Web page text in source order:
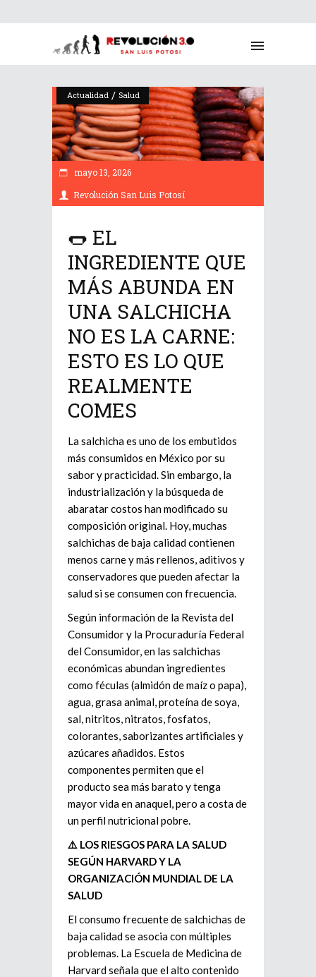
Actualidad / Salud
mayo 13, 2026
Revolución San Luis Potosí
🌭 EL
INGREDIENTE QUE
MÁS ABUNDA EN
UNA SALCHICHA
NO ES LA CARNE:
ESTO ES LO QUE
REALMENTE
COMES
La salchicha es uno de los embutidos
más consumidos en México por su
sabor y practicidad. Sin embargo, la
industrialización y la búsqueda de
abaratar costos han modificado su
composición original. Hoy, muchas
salchichas de baja calidad contienen
menos carne y más rellenos, aditivos y
conservadores que pueden afectar la
salud si se consumen con frecuencia.
Según información de la Revista del
Consumidor y la Procuraduría Federal
del Consumidor, en las salchichas
económicas abundan ingredientes
como féculas (almidón de maíz o papa),
agua, grasa animal, proteína de soya,
sal, nitritos, nitratos, fosfatos,
colorantes, saborizantes artificiales y
azúcares añadidos. Estos
componentes permiten que el
producto sea más barato y tenga
mayor vida en anaquel, pero a costa de
un perfil nutricional pobre.
⚠️ LOS RIESGOS PARA LA SALUD
SEGÚN HARVARD Y LA
ORGANIZACIÓN MUNDIAL DE LA
SALUD
El consumo frecuente de salchichas de
baja calidad se asocia con múltiples
problemas. La Escuela de Medicina de
Harvard señala que el alto contenido